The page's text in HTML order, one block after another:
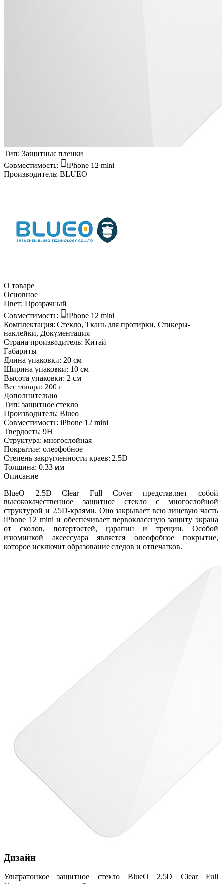
Тип: Защитные пленки
Совместимость:
iPhone 12 mini
Производитель: BLUEO
О товаре
Основное
Цвет: Прозрачный
Совместимость:
iPhone 12 mini
Комплектация: Стекло, Ткань для протирки, Стикеры-
наклейки, Документация
Страна производитель: Китай
Габариты
Длина упаковки: 20 см
Ширина упаковки: 10 см
Высота упаковки: 2 см
Вес товара: 200 г
Дополнительно
Тип: защитное стекло
Производитель: Blueo
Совместимость: iPhone 12 mini
Tвердость: 9H
Структура: многослойная
Покрытие: олеофобное
Степень закругленности краев: 2.5D
Толщина: 0.33 мм
Описание
BlueO 2.5D Clear Full Cover представляет собой
высококачественное защитное стекло с многослойной
структурой и 2.5D-краями. Оно закрывает всю лицевую часть
iPhone 12 mini и обеспечивает первоклассную защиту экрана
от сколов, потертостей, царапин и трещин. Особой
изюминкой аксессуара является олеофобное покрытие,
которое исключит образование следов и отпечатков.
Дизайн
Ультратонкое защитное стекло BlueO 2.5D Clear Full